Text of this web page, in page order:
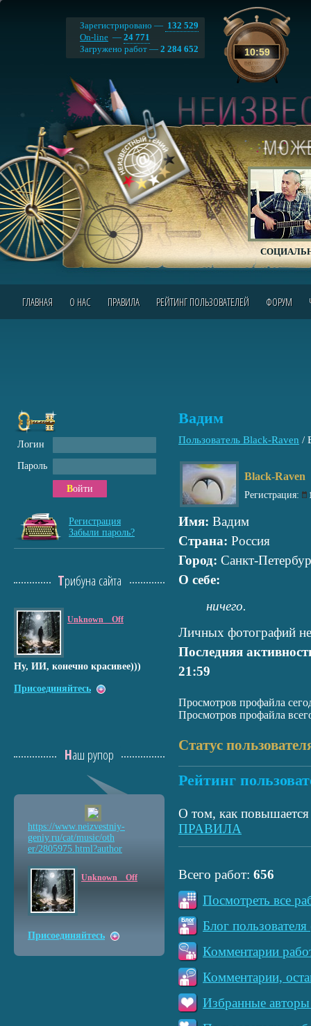
10:59
Зарегистрировано — 132 529
On-line — 24 771
Загружено работ — 2 284 652
ГЛАВНАЯ О НАС ПРАВИЛА РЕЙТИНГ ПОЛЬЗОВАТЕЛЕЙ ФОРУМ
Вадим
Пользователь Black-Raven /
Black-Raven
Регистрация:
Имя: Вадим
Страна: Россия
Город: Санкт-
О себе:
ничего.
Личных фотографий
Последняя
21:59
Просмотров профайла
Просмотров профайла
Статус
Рейтинг
О том, как повышается
ПРАВИЛА
Всего работ: 656
Посмотреть все
Блог
Комментарии
Комментарии,
Избранные авторы
Логин
Пароль
Войти
Регистрация
Забыли пароль?
Трибуна сайта
Unknown__Off
Ну, ИИ, конечно красивее)))
Присоединяйтесь
Наш рупор
https://www.neizvestniy-
geniy.ru/cat/music/oth
er/2805975.html?author
Unknown__Off
Присоединяйтесь